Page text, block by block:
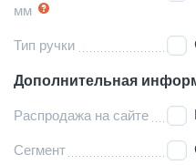
мм
Тип ручки
Дополнительная
Распродажа на сайте
Сегмент